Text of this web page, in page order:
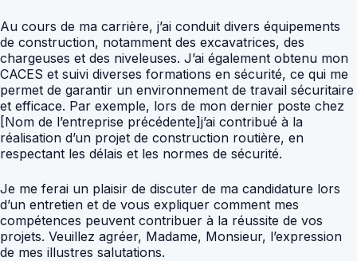
Au cours de ma carrière, j’ai conduit divers équipements
de construction, notamment des excavatrices, des
chargeuses et des niveleuses. J’ai également obtenu mon
CACES et suivi diverses formations en sécurité, ce qui me
permet de garantir un environnement de travail sécuritaire
et efficace. Par exemple, lors de mon dernier poste chez
[Nom de l’entreprise précédente]j’ai contribué à la
réalisation d’un projet de construction routière, en
respectant les délais et les normes de sécurité.
Je me ferai un plaisir de discuter de ma candidature lors
d’un entretien et de vous expliquer comment mes
compétences peuvent contribuer à la réussite de vos
projets. Veuillez agréer, Madame, Monsieur, l’expression
de mes illustres salutations.